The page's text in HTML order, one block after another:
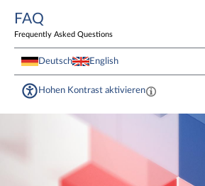
FAQ
Frequently Asked Questions
Deutsch English
Hohen Kontrast aktivieren